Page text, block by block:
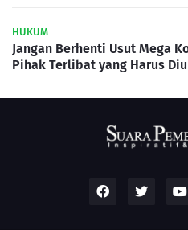
HUKUM
Jangan Berhenti Usut Mega
Pihak Terlibat yang Harus